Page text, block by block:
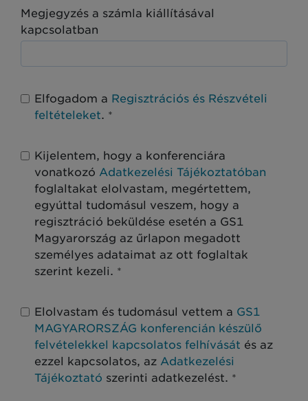
Megjegyzés a számla kiállításával
kapcsolatban
Elfogadom a Regisztrációs és Részvételi
feltételeket. *
Kijelentem, hogy a konferenciára
vonatkozó Adatkezelési Tájékoztatóban
foglaltakat elolvastam, megértettem,
egyúttal tudomásul veszem, hogy a
regisztráció beküldése esetén a GS1
Magyarország az űrlapon megadott
személyes adataimat az ott foglaltak
szerint kezeli. *
Elolvastam és tudomásul vettem a GS1
MAGYARORSZÁG konferencián készülő
felvételekkel kapcsolatos felhívását és az
ezzel kapcsolatos, az Adatkezelési
Tájékoztató szerinti adatkezelést. *